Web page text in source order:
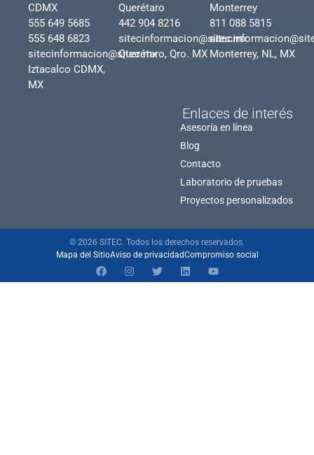
CDMX
555 649 5685
555 648 6823
sitecinformacion@sitec.mx
Iztacalco CDMX,
MX
Querétaro
442 904 8216
sitecinformacion@sitec.mx
Querétaro, Qro. MX
Monterrey
811 088 5815
Monterrey, NL, MX
Enlaces de interés
Asesoría en línea
Blog
Contacto
Laboratorio de pruebas
Proyectos personalizados
© 2026 SITEC. Todos los derechos reservados.
Mapa del SitioAviso de privacidadCompromiso social